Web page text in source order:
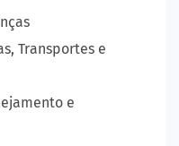
Transportes e
e